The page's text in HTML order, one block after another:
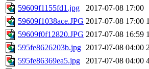
59609f1155fd1.jpg
2017-07-08 17:00
59609f1038ace.JPG 2017-07-08 17:00
59609f0f12820.JPG 2017-07-08 16:59
595fe8626203b.jpg 2017-07-08 04:00
595fe86369ea5.jpg
2017-07-08 04:00